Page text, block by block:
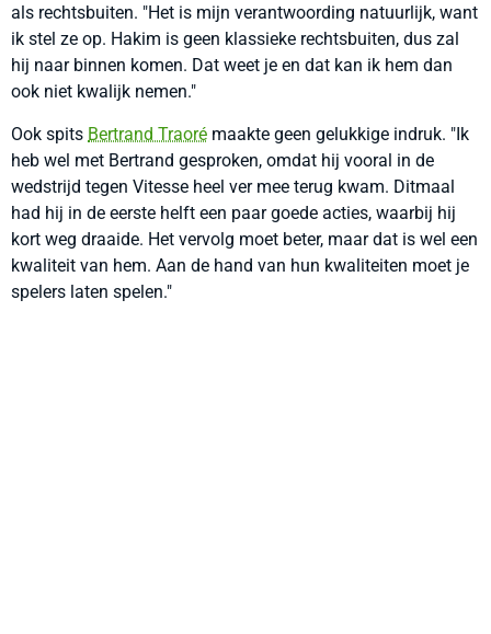
als rechtsbuiten. "Het is mijn verantwoording natuurlijk, want
ik stel ze op. Hakim is geen klassieke rechtsbuiten, dus zal
hij naar binnen komen. Dat weet je en dat kan ik hem dan
ook niet kwalijk nemen."
Ook spits Bertrand Traoré maakte geen gelukkige indruk. "Ik
heb wel met Bertrand gesproken, omdat hij vooral in de
wedstrijd tegen Vitesse heel ver mee terug kwam. Ditmaal
had hij in de eerste helft een paar goede acties, waarbij hij
kort weg draaide. Het vervolg moet beter, maar dat is wel een
kwaliteit van hem. Aan de hand van hun kwaliteiten moet je
spelers laten spelen."